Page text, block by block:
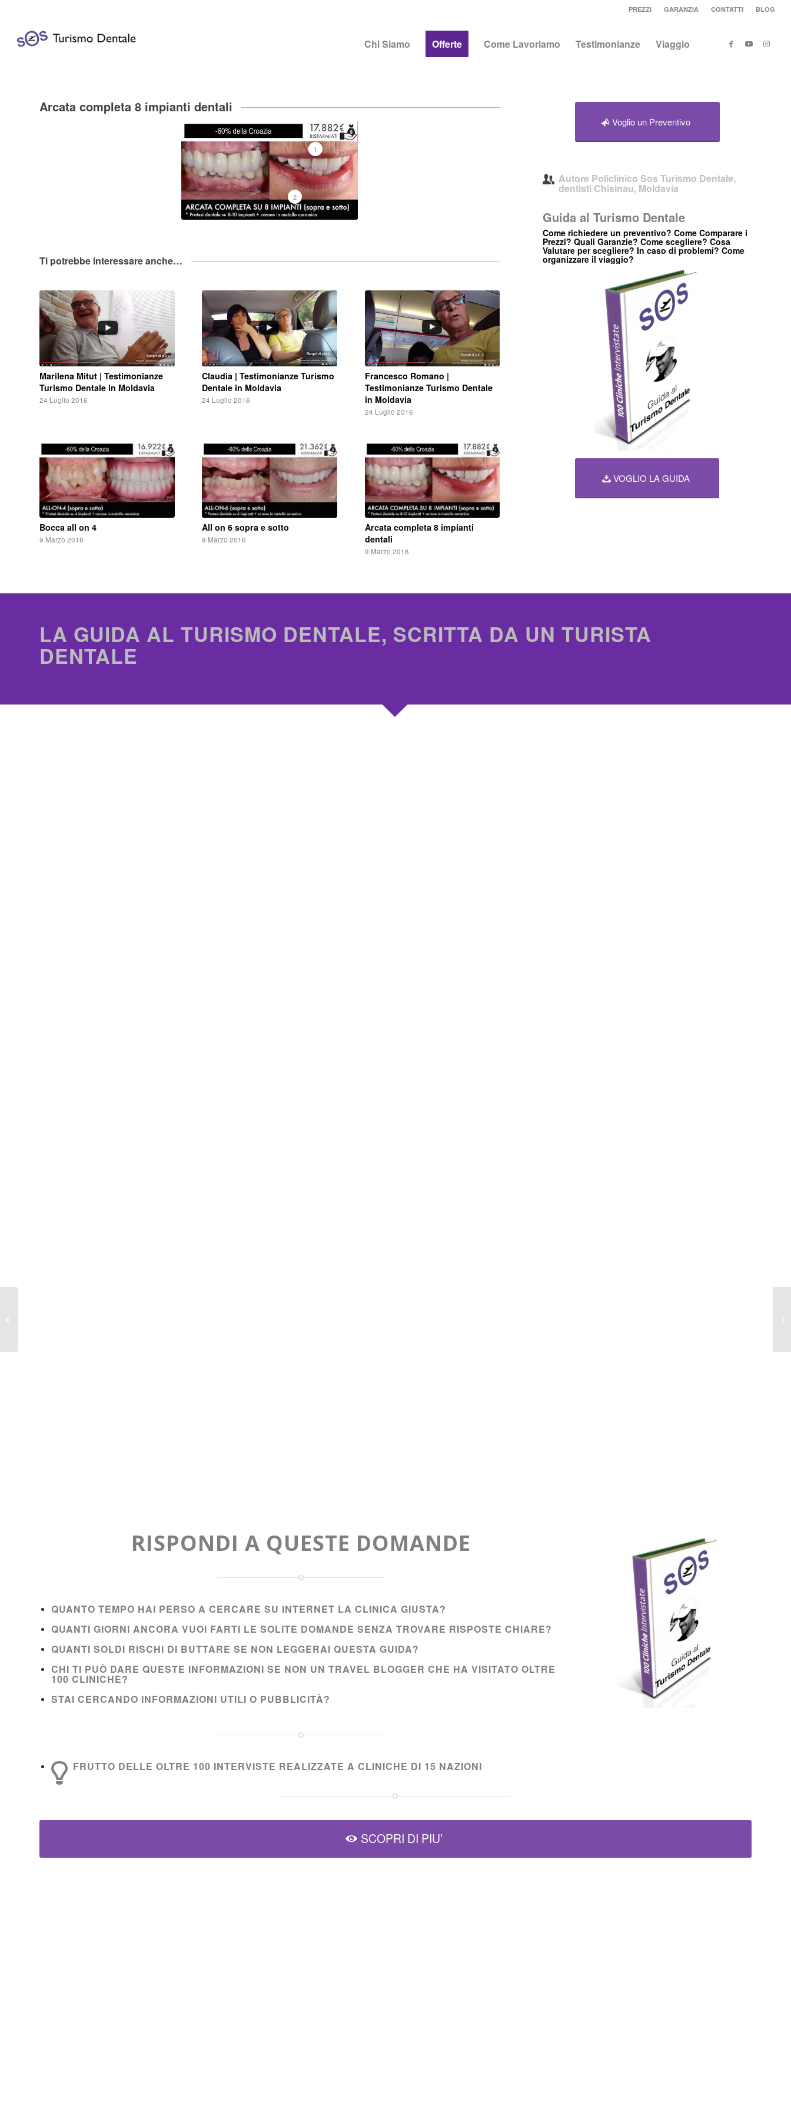
PREZZI GARANZIA CONTATTI BLOG
Chi Siamo Offerte Come Lavoriamo Testimonianze Viaggio
Arcata completa 8 impianti dentali
1
2
Ti potrebbe interessare anche…
Marilena Mitut | Testimonianze
Turismo Dentale in Moldavia
24 Luglio 2016
Claudia | Testimonianze Turismo
Dentale in Moldavia
24 Luglio 2016
Francesco Romano |
Testimonianze Turismo Dentale
in Moldavia
24 Luglio 2016
Bocca all on 4
9 Marzo 2016
All on 6 sopra e sotto
9 Marzo 2016
Arcata completa 8 impianti
dentali
9 Marzo 2016
Voglio un Preventivo
Autore Policlinico Sos Turismo Dentale,
dentisti Chisinau, Moldavia
Guida al Turismo Dentale
Come richiedere un preventivo? Come Comparare i
Prezzi? Quali Garanzie? Come scegliere? Cosa
Valutare per scegliere? In caso di problemi? Come
organizzare il viaggio?
VOGLIO LA GUIDA
LA GUIDA AL TURISMO DENTALE, SCRITTA DA UN TURISTA
DENTALE
RISPONDI A QUESTE DOMANDE
QUANTO TEMPO HAI PERSO A CERCARE SU INTERNET LA CLINICA GIUSTA?
QUANTI GIORNI ANCORA VUOI FARTI LE SOLITE DOMANDE SENZA TROVARE RISPOSTE CHIARE?
QUANTI SOLDI RISCHI DI BUTTARE SE NON LEGGERAI QUESTA GUIDA?
CHI TI PUÒ DARE QUESTE INFORMAZIONI SE NON UN TRAVEL BLOGGER CHE HA VISITATO OLTRE
100 CLINICHE?
STAI CERCANDO INFORMAZIONI UTILI O PUBBLICITÀ?
FRUTTO DELLE OLTRE 100 INTERVISTE REALIZZATE A CLINICHE DI 15 NAZIONI
SCOPRI DI PIU’